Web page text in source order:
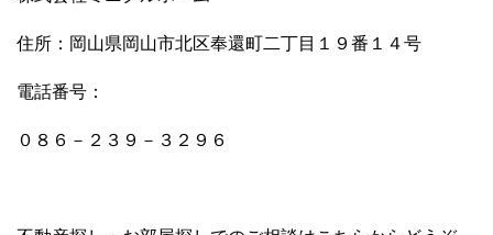
住所：岡山県岡山市北区奉還町二丁目１９番１４号
電話番号：
０８６－２３９－３２９６